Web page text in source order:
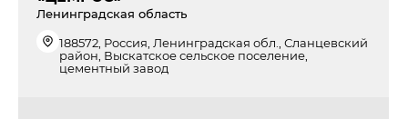
Ленинградская область
188572, Россия, Ленинградская обл., Сланцевский
район, Выскатское сельское поселение,
цементный завод